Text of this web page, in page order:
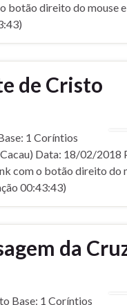
botão direito do mouse
de Cristo
1 Corí­ntios
Data: 18/02/2018
com o botão direito do
00:43:43)
da
Base: 1 Corí­ntios